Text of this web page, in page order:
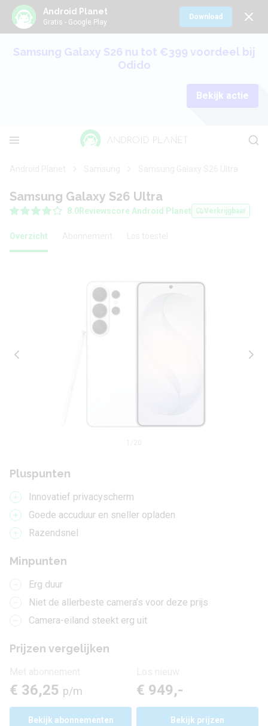
Android Planet
Gratis - Google Play
Download
Samsung Galaxy S26 nu tot €399 voordeel bij
Odido
Bekijk actie
Samsung Galaxy S26 Ultra
8.0Reviewscore Android Planet Verkrijgbaar
Overzicht
Pluspunten
Innovatief privacyscherm
Goede accuduur en sneller opladen
Razendsnel
Minpunten
Erg duur
Niet de allerbeste camera’s voor deze prijs
Camera-eiland steekt erg uit
Prijzen vergelijken
€ 36,25 p/m
Bekijk abonnementen
€ 949,-
Bekijk prijzen